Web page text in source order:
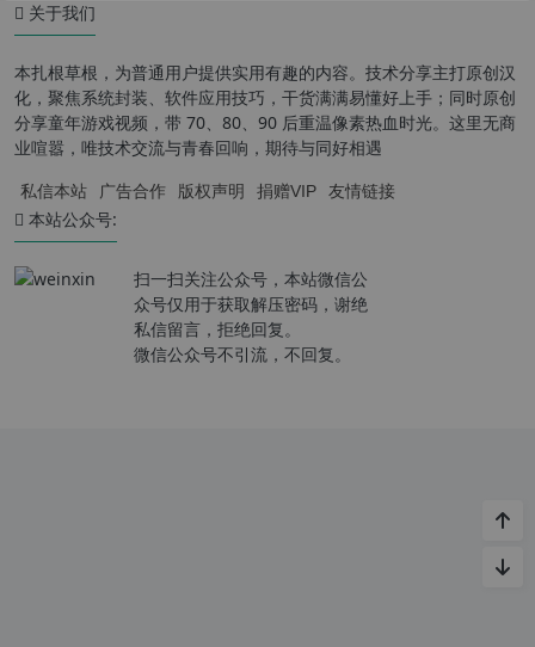
关于我们
本扎根草根，为普通用户提供实用有趣的内容。技术分享主打原创汉
化，聚焦系统封装、软件应用技巧，干货满满易懂好上手；同时原创
分享童年游戏视频，带 70、80、90 后重温像素热血时光。这里无商
业喧嚣，唯技术交流与青春回响，期待与同好相遇
私信本站 广告合作 版权声明 捐赠VIP 友情链接
本站公众号:
扫一扫关注公众号，本站微信公
众号仅用于获取解压密码，谢绝
私信留言，拒绝回复。
微信公众号不引流，不回复。